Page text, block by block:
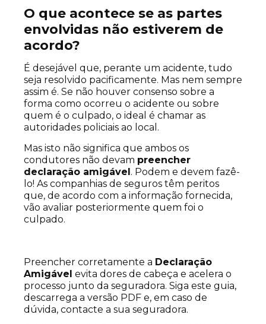
O que acontece se as partes
envolvidas não estiverem de
acordo?
É desejável que, perante um acidente, tudo
seja resolvido pacificamente. Mas nem sempre
assim é. Se não houver consenso sobre a
forma como ocorreu o acidente ou sobre
quem é o culpado, o ideal é chamar as
autoridades policiais ao local.
Mas isto não significa que ambos os
condutores não devam preencher
declaração amigável . Podem e devem fazê-
lo! As companhias de seguros têm peritos
que, de acordo com a informação fornecida,
vão avaliar posteriormente quem foi o
culpado.
Preencher corretamente a Declaração
Amigável evita dores de cabeça e acelera o
processo junto da seguradora. Siga este guia,
descarrega a versão PDF e, em caso de
dúvida, contacte a sua seguradora.